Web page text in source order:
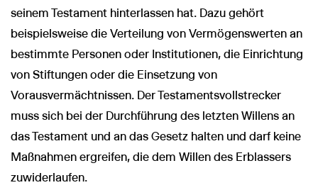
seinem Testament hinterlassen hat. Dazu gehört
beispielsweise die Verteilung von Vermögenswerten an
bestimmte Personen oder Institutionen, die Einrichtung
von Stiftungen oder die Einsetzung von
Vorausvermächtnissen. Der Testamentsvollstrecker
muss sich bei der Durchführung des letzten Willens an
das Testament und an das Gesetz halten und darf keine
Maßnahmen ergreifen, die dem Willen des Erblassers
zuwiderlaufen.